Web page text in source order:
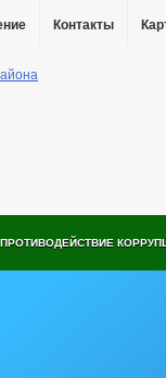
Контакты
ПРОТИВОДЕЙСТВИЕ